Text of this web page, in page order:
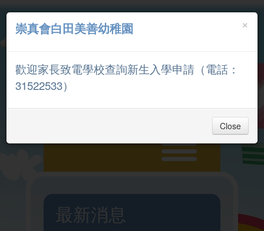
×
崇真會白田美善幼稚園
歡迎家長致電學校查詢新生入學申請（電話：
31522533）
Close
主頁
最新消息